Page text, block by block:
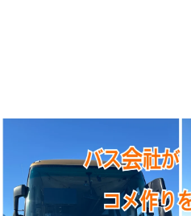
イベント・グッズ
YouTube
会社情報